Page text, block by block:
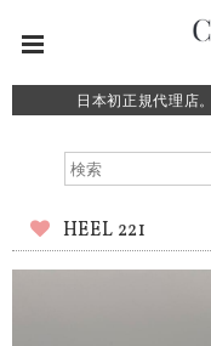
日本初正規代理店
HEEL 221